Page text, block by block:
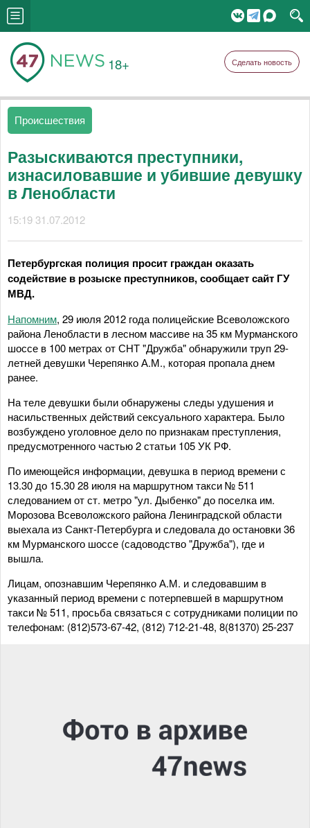
18+ Сделать новость
Происшествия
Разыскиваются преступники,
изнасиловавшие и убившие девушку
в Ленобласти
15:19 31.07.2012
Петербургская полиция просит граждан оказать
содействие в розыске преступников, сообщает сайт ГУ
МВД.
Напомним, 29 июля 2012 года полицейские Всеволожского
района Ленобласти в лесном массиве на 35 км Мурманского
шоссе в 100 метрах от СНТ "Дружба" обнаружили труп 29-
летней девушки Черепянко А.М., которая пропала днем
ранее.
На теле девушки были обнаружены следы удушения и
насильственных действий сексуального характера. Было
возбуждено уголовное дело по признакам преступления,
предусмотренного частью 2 статьи 105 УК РФ.
По имеющейся информации, девушка в период времени с
13.30 до 15.30 28 июля на маршрутном такси № 511
следованием от ст. метро "ул. Дыбенко" до поселка им.
Морозова Всеволожского района Ленинградской области
выехала из Санкт-Петербурга и следовала до остановки 36
км Мурманского шоссе (садоводство "Дружба"), где и
вышла.
Лицам, опознавшим Черепянко А.М. и следовавшим в
указанный период времени с потерпевшей в маршрутном
такси № 511, просьба связаться с сотрудниками полиции по
телефонам: (812)573-67-42, (812) 712-21-48, 8(81370) 25-237